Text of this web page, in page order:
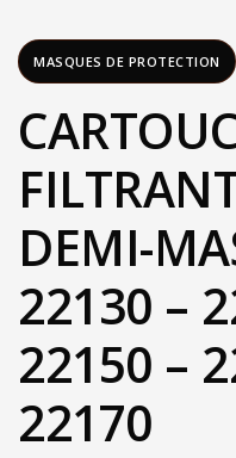
MASQUES DE PROTECTION
DEMI-
22130 –
22150 –
22170